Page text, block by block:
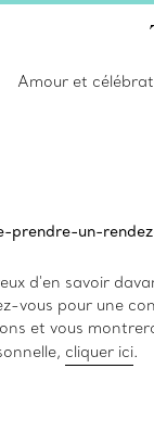
Amour et
prendre-un-
d'en savoir
vous pour une
et vous
cliquer ici.